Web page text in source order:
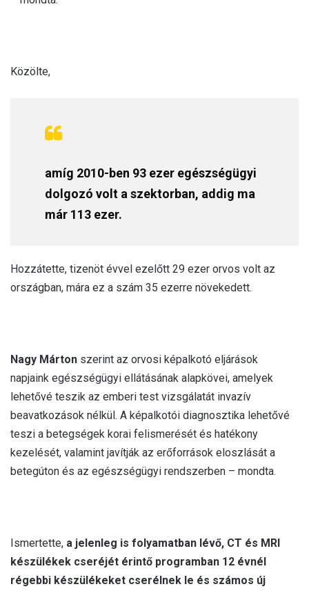
Közölte,
amíg 2010-ben 93 ezer egészségügyi
dolgozó volt a szektorban, addig ma
már 113 ezer.
Hozzátette, tizenöt évvel ezelőtt 29 ezer orvos volt az
országban, mára ez a szám 35 ezerre növekedett.
Nagy Márton szerint az orvosi képalkotó eljárások
napjaink egészségügyi ellátásának alapkövei, amelyek
lehetővé teszik az emberi test vizsgálatát invazív
beavatkozások nélkül. A képalkotói diagnosztika lehetővé
teszi a betegségek korai felismerését és hatékony
kezelését, valamint javítják az erőforrások eloszlását a
betegúton és az egészségügyi rendszerben – mondta.
Ismertette, a jelenleg is folyamatban lévő, CT és MRI
készülékek cseréjét érintő programban 12 évnél
régebbi készülékeket cserélnek le és számos új